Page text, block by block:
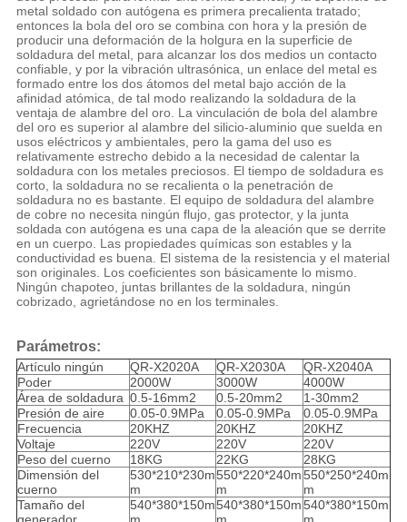
metal soldado con autógena es primera precalienta tratado;
entonces la bola del oro se combina con hora y la presión de
producir una deformación de la holgura en la superficie de
soldadura del metal, para alcanzar los dos medios un contacto
confiable, y por la vibración ultrasónica, un enlace del metal es
formado entre los dos átomos del metal bajo acción de la
afinidad atómica, de tal modo realizando la soldadura de la
ventaja de alambre del oro. La vinculación de bola del alambre
del oro es superior al alambre del silicio-aluminio que suelda en
usos eléctricos y ambientales, pero la gama del uso es
relativamente estrecho debido a la necesidad de calentar la
soldadura con los metales preciosos. El tiempo de soldadura es
corto, la soldadura no se recalienta o la penetración de
soldadura no es bastante. El equipo de soldadura del alambre
de cobre no necesita ningún flujo, gas protector, y la junta
soldada con autógena es una capa de la aleación que se derrite
en un cuerpo. Las propiedades químicas son estables y la
conductividad es buena. El sistema de la resistencia y el material
son originales. Los coeficientes son básicamente lo mismo.
Ningún chapoteo, juntas brillantes de la soldadura, ningún
cobrizado, agrietándose no en los terminales.
Parámetros:
Artículo ningún QR-X2020A QR-X2030A
QR-X2040A
Poder
2000W 3000W
4000W
Área de soldadura 0.5-16mm2 0.5-20mm2
1-30mm2
Presión de aire
0.05-0.9MPa 0.05-0.9MPa
0.05-0.9MPa
Frecuencia
20KHZ 20KHZ
20KHZ
Voltaje
220V 220V
220V
Peso del cuerno
18KG 22KG
28KG
Dimensión del
cuerno
530*210*230m
m
550*220*240m
m
550*250*240m
m
Tamaño del
540*380*150m540*380*150m540*380*150m